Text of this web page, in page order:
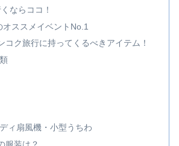
ならココ！
オススメイベントNo.1
コク旅行に持ってくるべきアイテム！
ィ扇風機・小型うちわ
服装は？